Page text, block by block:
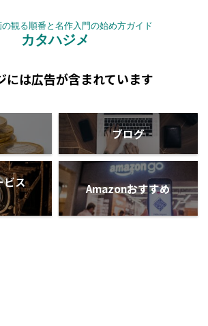
観る順番と名作入門の始め方ガイド
カタハジメ
には広告が含まれています
ブログ
ビス
Amazonおすすめ